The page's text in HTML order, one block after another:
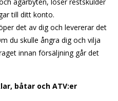
till ditt konto.
det av dig och levererar det
du skulle ångra dig och vilja
innan försäljning går det
båtar och ATV:er